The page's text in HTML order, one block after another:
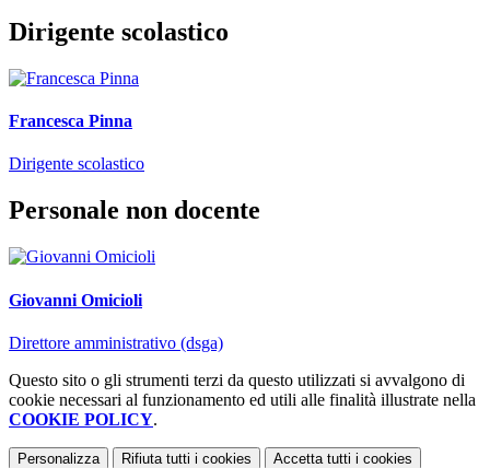
Dirigente scolastico
Francesca Pinna
Dirigente scolastico
Personale non docente
Giovanni Omicioli
Direttore amministrativo (dsga)
Questo sito o gli strumenti terzi da questo utilizzati si avvalgono di
cookie necessari al funzionamento ed utili alle finalità illustrate nella
COOKIE POLICY.
Personalizza Rifiuta tutti i cookies Accetta tutti i cookies